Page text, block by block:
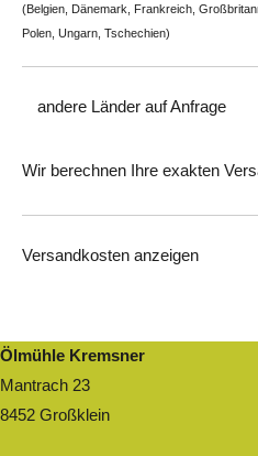
(Belgien, Dänemark, Frankreich,
Polen, Ungarn, Tschechien)
andere Länder aufAnfrage
Wir berechnen Ihre exakten
Versandkosten anzeigen
Ölmühle Kremsner
Mantrach 23
8452 Großklein